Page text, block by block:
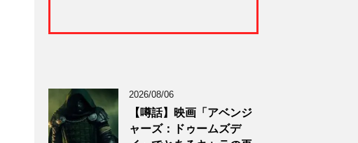
2026/08/06
【噂話】映画「アベンジ
ャーズ：ドゥームズデ